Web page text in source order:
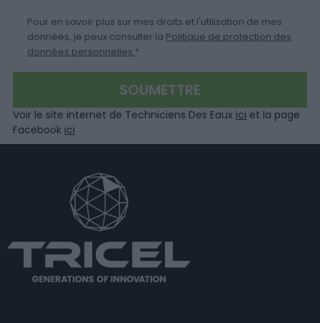
Pour en savoir plus sur mes droits et l'utilisation de mes
données, je peux consulter la Politique de protection des
données personnelles.*
Voir le site internet de Techniciens Des Eaux ici et la page
Facebook ici